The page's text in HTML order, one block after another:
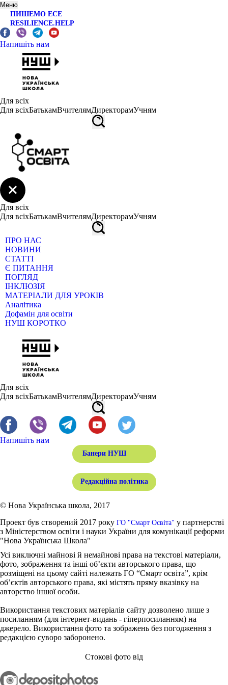
Меню
ПИШЕМО ЕСЕ
RESILIENCE.HELP
Напишіть нам
Для всіх
Для всіхБатькамВчителямДиректорамУчням
Для всіх
Для всіхБатькамВчителямДиректорамУчням
ПРО НАС
НОВИНИ
СТАТТІ
Є ПИТАННЯ
ПОГЛЯД
ІНКЛЮЗІЯ
МАТЕРІАЛИ ДЛЯ УРОКІВ
Аналітика
Дофамін для освіти
НУШ КОРОТКО
Для всіх
Для всіхБатькамВчителямДиректорамУчням
Напишіть нам
Банери НУШ
Редакційна політика
© Нова Українська школа, 2017
Проект був створений 2017 року ГО "Смарт Освіта" у партнерстві
з Міністерством освіти і науки України для комунікації реформи
"Нова Українська Школа"
Усі виключні майнові й немайнові права на текстові матеріали,
фото, зображення та інші об’єкти авторського права, що
розміщені на цьому сайті належать ГО “Смарт освіта”, крім
об’єктів авторського права, які містять пряму вказівку на
авторство іншої особи.
Використання текстових матеріалів сайту дозволено лише з
посиланням (для інтернет-видань - гіперпосиланням) на
джерело. Використання фото та зображень без погодження з
редакцією суворо заборонено.
Стокові фото від